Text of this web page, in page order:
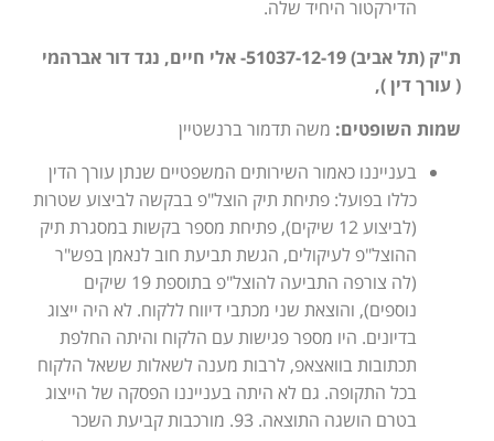
הדירקטור היחיד שלה.
ת"ק (תל אביב) 51037-12-19- אלי חיים, נגד דור אברהמי
( עורך דין ),
שמות השופטים: משה תדמור ברנשטיין
בענייננו כאמור השירותים המשפטיים שנתן עורך הדין
כללו בפועל: פתיחת תיק הוצל"פ בבקשה לביצוע שטרות
(לביצוע 12 שיקים), פתיחת מספר בקשות במסגרת תיק
ההוצל"פ לעיקולים, הגשת תביעת חוב לנאמן בפש"ר
(לה צורפה התביעה להוצל"פ בתוספת 19 שיקים
נוספים), והוצאת שני מכתבי דיווח ללקוח. לא היה ייצוג
בדיונים. היו מספר פגישות עם הלקוח והיתה החלפת
תכתובות בוואצאפ, לרבות מענה לשאלות ששאל הלקוח
בכל התקופה. גם לא היתה בענייננו הפסקה של הייצוג
בטרם הושגה התוצאה. 93. מורכבות קביעת השכר